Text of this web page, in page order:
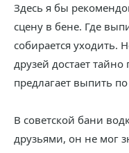
Здесь я бы
сцену в бене. Где
собирается уходить.
друзей достает
предлагает выпить
В советской бани
друзьями, он не мог